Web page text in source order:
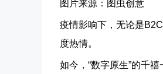
图片来源：图虫创意
疫情影响下，无论是
度热情。
如今，“数字原生”的千